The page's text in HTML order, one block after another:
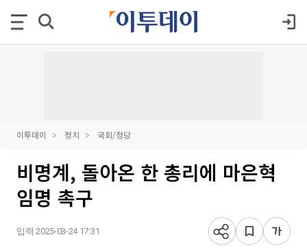
이투데이 정치 국회/정당
비명계, 돌아온 한 총리에 마은혁
임명 촉구
입력 2025-03-24 17:31